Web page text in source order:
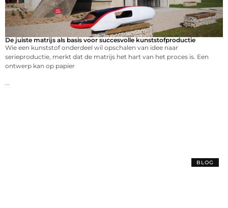
De juiste matrijs als basis voor succesvolle kunststofproductie
Wie een kunststof onderdeel wil opschalen van idee naar
serieproductie, merkt dat de matrijs het hart van het proces is. Een
ontwerp kan op papier
BLOG